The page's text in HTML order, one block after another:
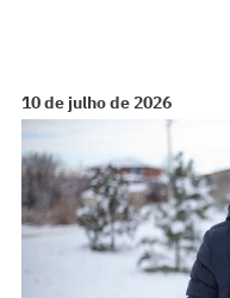
10 de julho de 2026